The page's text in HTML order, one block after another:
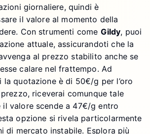
giornaliere, quindi è
il valore al momento della
Con strumenti come Gildy, puoi
attuale, assicurandoti che la
al prezzo stabilito anche se
calare nel frattempo. Ad
la quotazione è di 50€/g per l’oro
riceverai comunque tale
il valore scende a 47€/g entro
opzione si rivela particolarmente
di mercato instabile. Esplora più